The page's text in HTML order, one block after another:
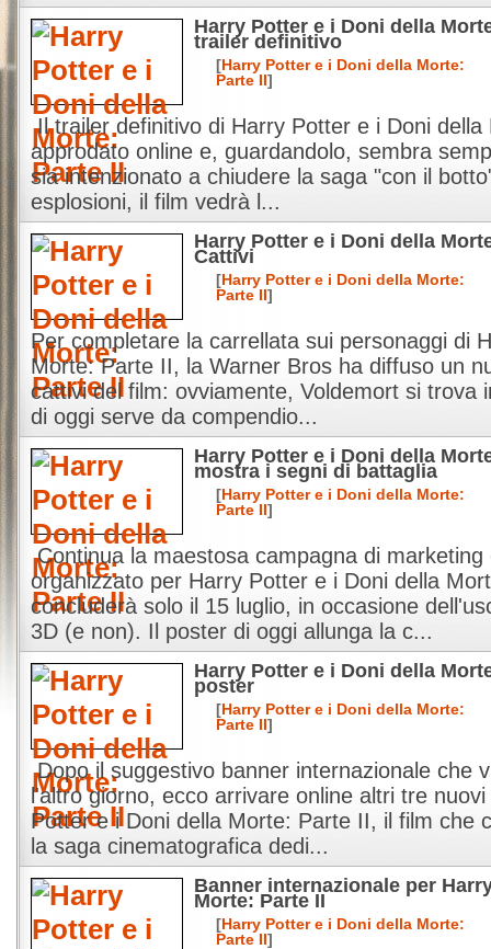
Harry Potter e i Doni della
trailer definitivo
[Harry Potter e i Doni della Morte:
Parte II]
Il trailer definitivo di Harry Potter e i Doni
approdato online e, guardandolo, sembra
sia intenzionato a chiudere la saga "con il
esplosioni, il film vedrà l...
Harry Potter e i Doni della
Cattivi
[Harry Potter e i Doni della Morte:
Parte II]
Per completare la carrellata sui personaggi di
Morte: Parte II, la Warner Bros ha diffuso un
cattivi del film: ovviamente, Voldemort si trova
di oggi serve da compendio...
Harry Potter e i Doni della
mostra i segni di battaglia
[Harry Potter e i Doni della Morte:
Parte II]
Continua la maestosa campagna di marketing
organizzato per Harry Potter e i Doni della
concluderà solo il 15 luglio, in occasione
3D (e non). Il poster di oggi allunga la c...
Harry Potter e i Doni della
poster
[Harry Potter e i Doni della Morte:
Parte II]
Dopo il suggestivo banner internazionale che
l'altro giorno, ecco arrivare online altri tre
Potter e i Doni della Morte: Parte II, il film che
la saga cinematografica dedi...
Banner internazionale per
Morte: Parte II
[Harry Potter e i Doni della Morte:
Parte II]